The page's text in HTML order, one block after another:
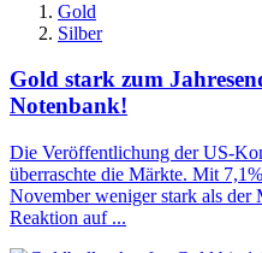
Gold
Silber
Gold stark zum
Notenbank!
Die Veröffentlichung der US-
überraschte die Märkte. Mit
November weniger stark als der
Reaktion auf ...